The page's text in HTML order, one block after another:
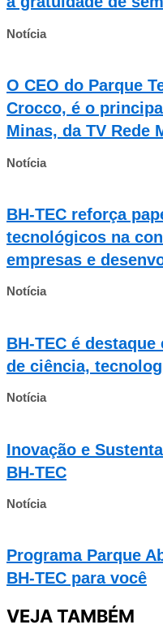
Notícia
O CEO do Parque
Crocco, é o
Minas, da TV Rede
Notícia
BH-TEC reforça
tecnológicos na
empresas e
Notícia
BH-TEC é
de ciência,
Notícia
Inovação e
BH-TEC
Notícia
Programa Parque
BH-TEC para você
VEJA TAMBÉM